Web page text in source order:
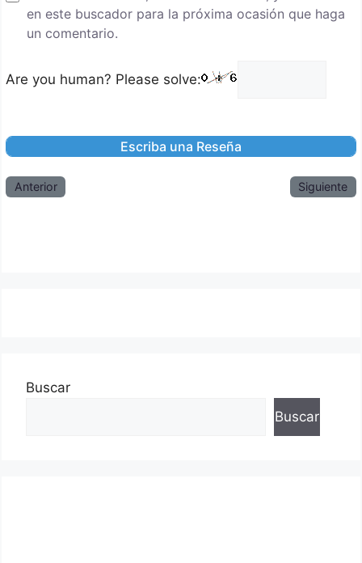
en este buscador para la próxima ocasión que haga
un comentario.
Are you human? Please solve:
Anterior Siguiente
Buscar
Buscar